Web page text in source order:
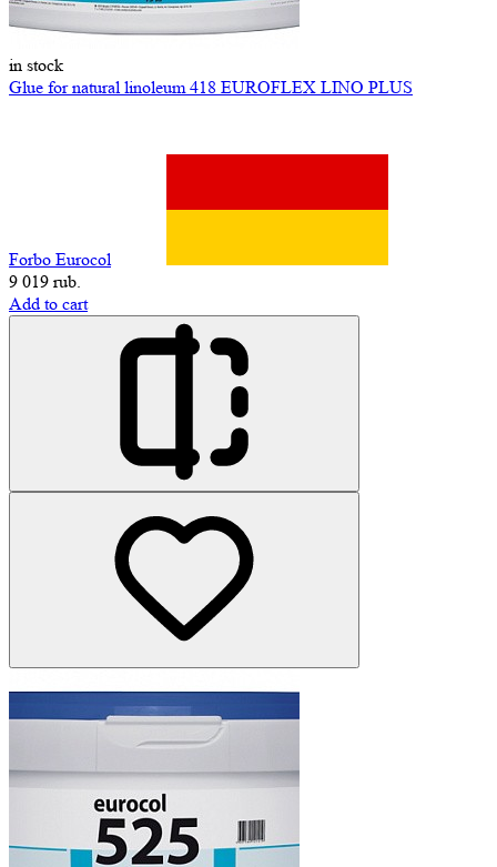
in stock
Glue for natural linoleum 418 EUROFLEX LINO PLUS
Forbo Eurocol
9 019 rub.
Add to cart